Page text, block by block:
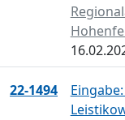
22-1494